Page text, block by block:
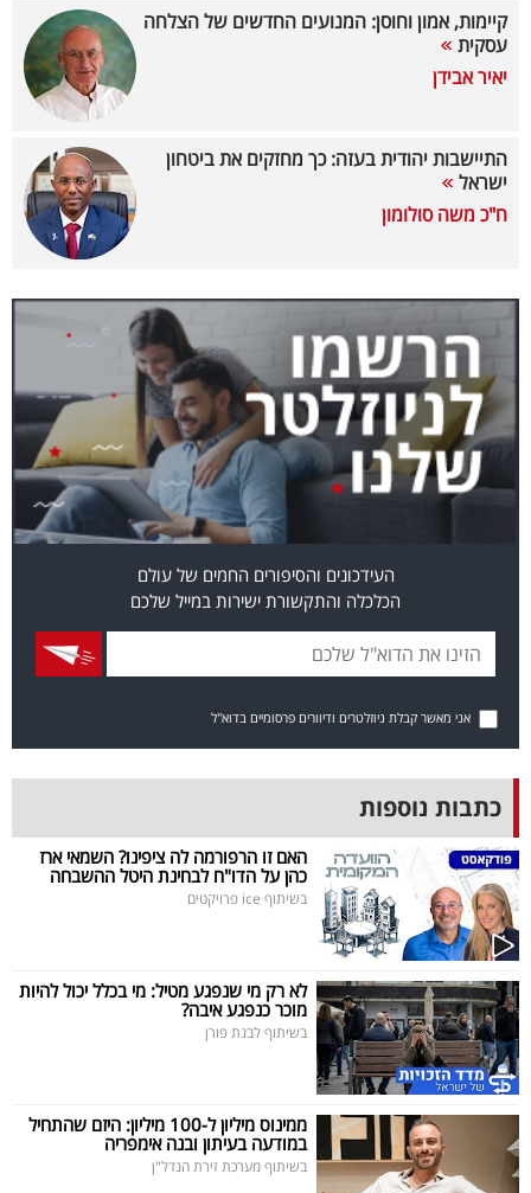
קריפטו
טלוויזיה
עסקי
קריירה
ולימודים
מינויים
רייטינג
רכב
ופנאי
תיירות
5
המילון
הכלכלי
פודקאסט
40
UNDER
40
שיתופי
קיימות, אמון וחוסן: המנועים החדשים של הצלחה
עסקית
יאיר אבידן
התיישבות יהודית בעזה: כך מחזקים את ביטחון
ישראל
ח"כ משה סולומון
העידכונים והסיפורים החמים של עולם
הכלכלה והתקשורת ישירות במייל שלכם
אני מאשר קבלת ניוזלטרים ודיוורים פרסומיים בדוא"ל
כתבות נוספות
האם זו הרפורמה לה ציפינו? השמאי ארז
כהן על הדו"ח לבחינת היטל ההשבחה
בשיתוף ice פרויקטים
לא רק מי שנפגע מטיל: מי בכלל יכול להיות
מוכר כנפגע איבה?
בשיתוף לבנת פורן
ממינוס מיליון ל-100 מיליון: היזם שהתחיל
במודעה בעיתון ובנה אימפריה
בשיתוף מערכת זירת הנדל"ן